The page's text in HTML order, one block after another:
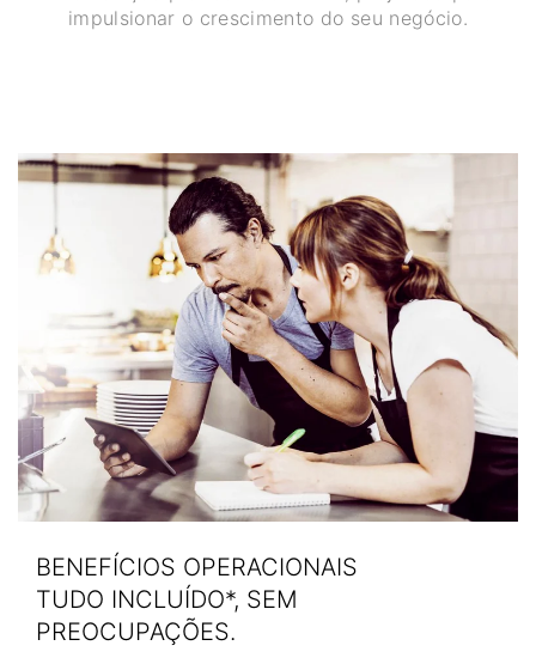
impulsionar o crescimento do seu negócio.
BENEFÍCIOS OPERACIONAIS
TUDO INCLUÍDO*, SEM
PREOCUPAÇÕES.